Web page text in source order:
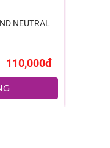
NEUTRAL
110,000đ